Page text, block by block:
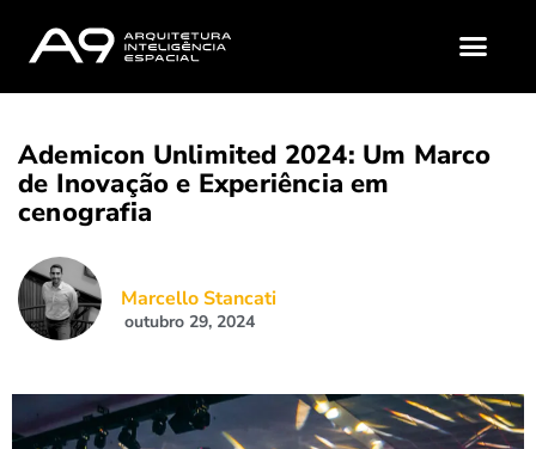
Ademicon Unlimited 2024: Um Marco
de Inovação e Experiência em
cenografia
Marcello Stancati
outubro 29, 2024